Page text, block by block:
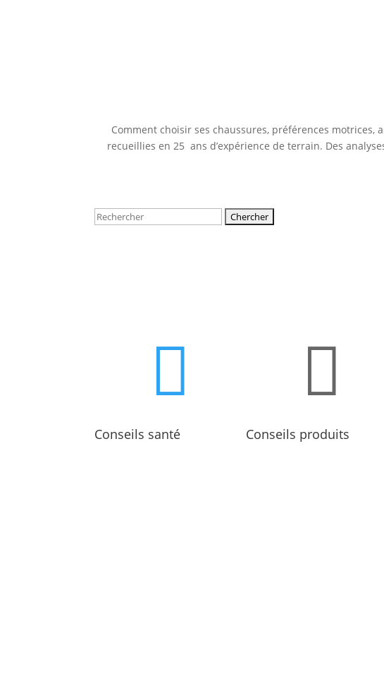
Comment choisir ses chaussures, préférences
recueillies en 25 ans d’expérience de terrain. Des
Rechercher:

Conseils santé

Conseils produits